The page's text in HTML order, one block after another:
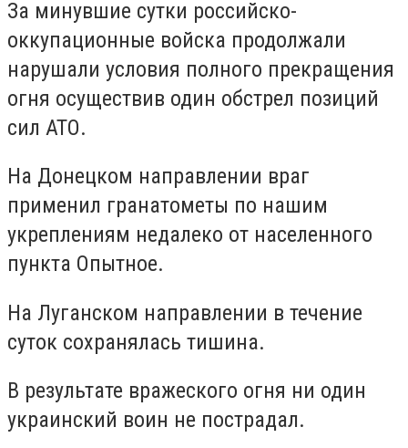
За минувшие сутки российско-
оккупационные войска продолжали
нарушали условия полного прекращения
огня осуществив один обстрел позиций
сил АТО.
На Донецком направлении враг
применил гранатометы по нашим
укреплениям недалеко от населенного
пункта Опытное.
На Луганском направлении в течение
суток сохранялась тишина.
В результате вражеского огня ни один
украинский воин не пострадал.